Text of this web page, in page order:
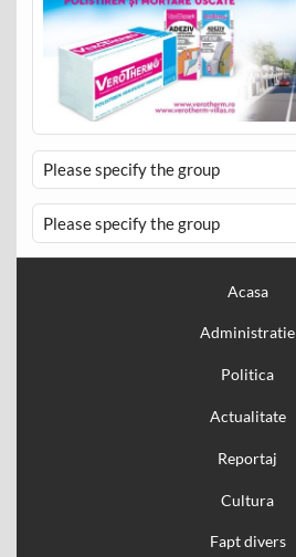
Please specify the group
Please specify the group
Acasa
Administratie
Politica
Actualitate
Reportaj
Cultura
Fapt divers